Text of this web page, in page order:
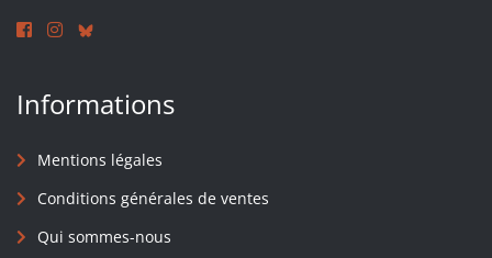
Informations
Mentions légales
Conditions générales de ventes
Qui sommes-nous